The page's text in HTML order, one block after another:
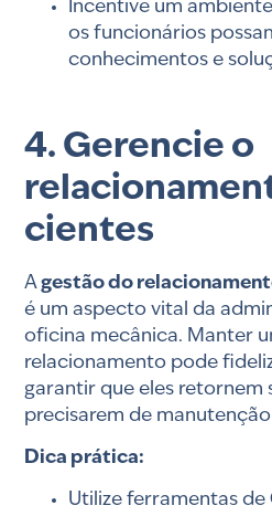
Incentive um
os funcionários
conhecimentos e
4. Gerencie o
cientes
Agestão do
é um aspecto vital da
oficina mecânica. Manter
relacionamento pode
garantir que eles retornem
precisarem de
Dica prática:
Utilize ferramentas de